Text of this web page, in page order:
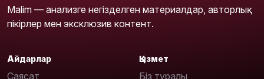
Malim — анализге негізделген материалдар, авторлық
пікірлер мен эксклюзив контент.
Айдарлар
Саясат
Қызмет
Біз туралы